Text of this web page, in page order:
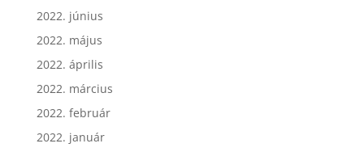
2022. június
2022. május
2022. április
2022. március
2022. február
2022. január